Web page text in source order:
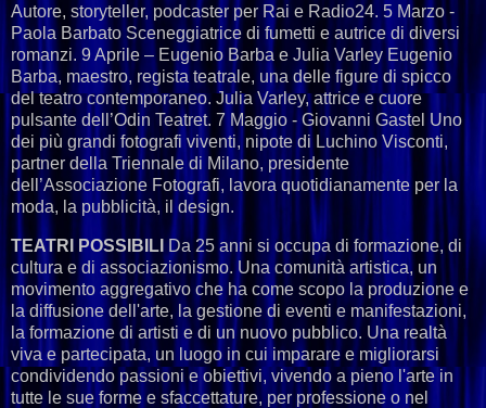
Autore, storyteller, podcaster per Rai e Radio24. 5 Marzo -
Paola Barbato Sceneggiatrice di fumetti e autrice di diversi
romanzi. 9 Aprile – Eugenio Barba e Julia Varley Eugenio
Barba, maestro, regista teatrale, una delle figure di spicco
del teatro contemporaneo. Julia Varley, attrice e cuore
pulsante dell’Odin Teatret. 7 Maggio - Giovanni Gastel Uno
dei più grandi fotografi viventi, nipote di Luchino Visconti,
partner della Triennale di Milano, presidente
dell’Associazione Fotografi, lavora quotidianamente per la
moda, la pubblicità, il design.
TEATRI POSSIBILI Da 25 anni si occupa di formazione, di
cultura e di associazionismo. Una comunità artistica, un
movimento aggregativo che ha come scopo la produzione e
la diffusione dell'arte, la gestione di eventi e manifestazioni,
la formazione di artisti e di un nuovo pubblico. Una realtà
viva e partecipata, un luogo in cui imparare e migliorarsi
condividendo passioni e obiettivi, vivendo a pieno l'arte in
tutte le sue forme e sfaccettature, per professione o nel